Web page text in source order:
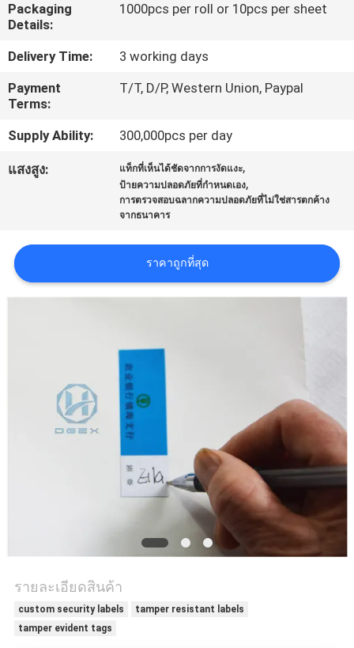
ทัวร์
โรงงาน
คุณภาพ
เรา
นโยบาย
ความ
Packaging
Details:
1000pcs per roll or 10pcs per sheet
Delivery Time:
3 working days
Payment
Terms:
T/T, D/P, Western Union, Paypal
Supply Ability: 300,000pcs per day
แสงสูง: แท็กที่เห็นได้ชัดจากการงัดแงะ,
ป้ายความปลอดภัยที่กำหนดเอง,
การตรวจสอบฉลากความปลอดภัยที่ไม่ใช่สารตกค้าง
จากธนาคาร
ราคาถูกที่สุด
รายละเอียดสินค้า
custom security labels
tamper resistant labels
tamper evident tags